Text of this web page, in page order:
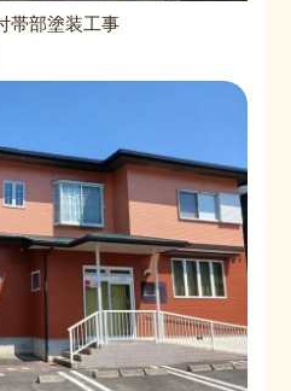
帯部塗装工事